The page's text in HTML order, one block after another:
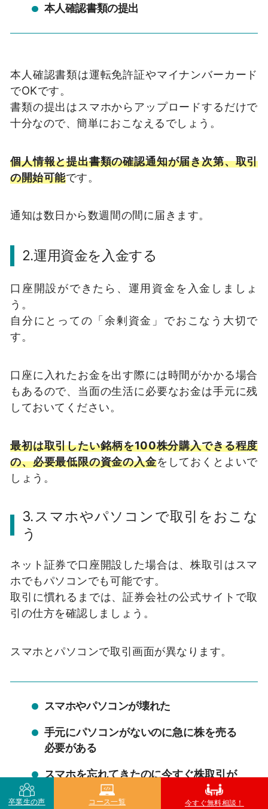
本人確認書類の提出
本人確認書類は運転免許証やマイナンバーカード
でOKです。
書類の提出はスマホからアップロードするだけで
十分なので、簡単におこなえるでしょう。
個人情報と提出書類の確認通知が届き次第、取引
の開始可能です。
通知は数日から数週間の間に届きます。
2.運用資金を入金する
口座開設ができたら、運用資金を入金しましょ
う。
自分にとっての「余剰資金」でおこなう大切で
す。
口座に入れたお金を出す際には時間がかかる場合
もあるので、当面の生活に必要なお金は手元に残
しておいてください。
最初は取引したい銘柄を100株分購入できる程度
の、必要最低限の資金の入金をしておくとよいで
しょう。
3.スマホやパソコンで取引をおこな
う
ネット証券で口座開設した場合は、株取引はスマ
ホでもパソコンでも可能です。
取引に慣れるまでは、証券会社の公式サイトで取
引の仕方を確認しましょう。
スマホとパソコンで取引画面が異なります。
スマホやパソコンが壊れた
手元にパソコンがないのに急に株を売る
必要がある
スマホを忘れてきたのに今すぐ株取引が
卒業生の声 コース一覧 今すぐ無料相談！